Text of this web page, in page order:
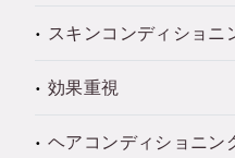
スキンコンディショニ
効果重視
ヘアコンディショニン